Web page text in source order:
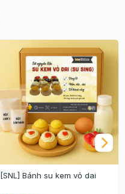
[SNL] Bánh su kem vỏ dai